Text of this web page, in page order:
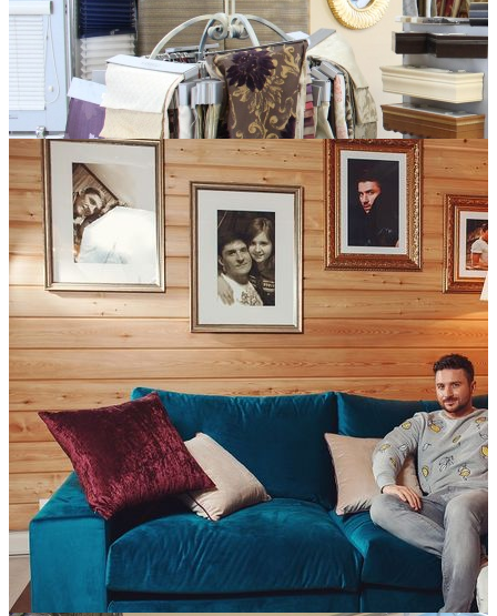
Кухни, шкафы-купе, корпусная мебель
Даварт
Дизайн интерьера, оформление окон, карнизы, шторы,
покрывала, картинная галерея, эксклюзивные зеркала, ковры,
выезд дизайнера